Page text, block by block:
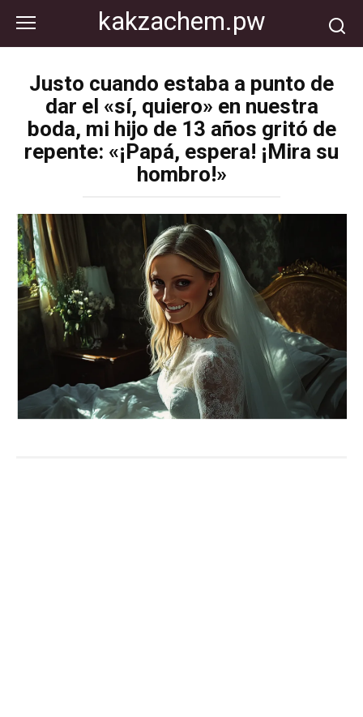
контенту
kakzachem.pw
Justo cuando estaba a punto de
dar el «sí, quiero» en nuestra
boda, mi hijo de 13 años gritó de
repente: «¡Papá, espera! ¡Mira su
hombro!»